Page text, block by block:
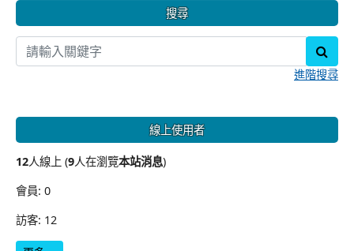
搜尋
進階搜尋
線上使用者
12人線上 (9人在瀏覽本站消息)
會員: 0
訪客: 12